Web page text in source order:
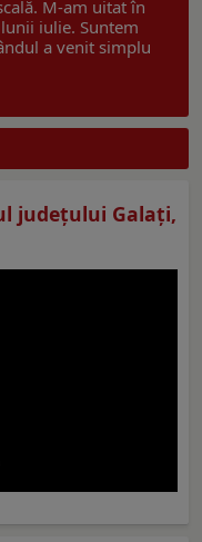
M-am uitat în
iulie. Suntem
a venit simplu
judeţului Galaţi,